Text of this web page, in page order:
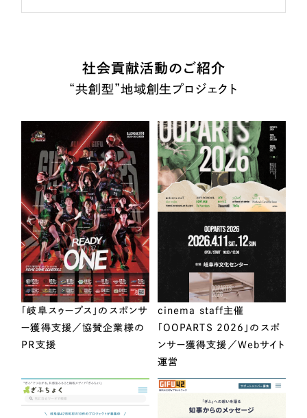
社会貢献活動のご紹介
“共創型”地域創生プロジェクト
「岐阜スゥープス」のスポンサ
ー獲得支援／協賛企業様の
PR支援
cinema staff主催
「OOPARTS 2026」のスポ
ンサー獲得支援／Webサイト
運営